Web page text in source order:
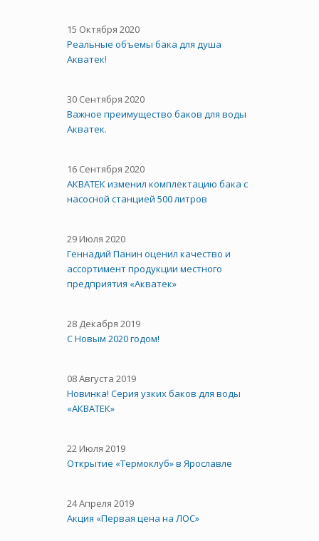
15 Октября 2020
Реальные объемы бака для душа
Акватек!
30 Сентября 2020
Важное преимущество баков для воды
Акватек.
16 Сентября 2020
АКВАТЕК изменил комплектацию бака с
насосной станцией 500 литров
29 Июля 2020
Геннадий Панин оценил качество и
ассортимент продукции местного
предприятия «Акватек»
28 Декабря 2019
С Новым 2020 годом!
08 Августа 2019
Новинка! Серия узких баков для воды
«АКВАТЕК»
22 Июля 2019
Открытие «Термоклуб» в Ярославле
24 Апреля 2019
Акция «Первая цена на ЛОС»